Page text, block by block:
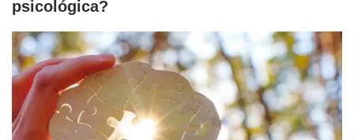
psicológica?